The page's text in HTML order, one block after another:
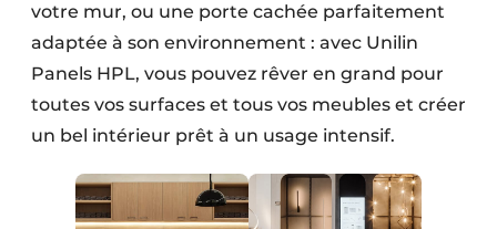
votre mur, ou une porte cachée parfaitement
adaptée à son environnement : avec Unilin
Panels HPL, vous pouvez rêver en grand pour
toutes vos surfaces et tous vos meubles et créer
un bel intérieur prêt à un usage intensif.